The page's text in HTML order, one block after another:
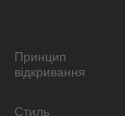
Принцип
відкривання
Стиль